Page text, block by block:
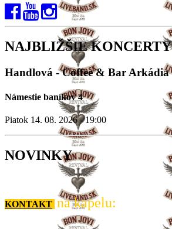
NAJBLIŽŠIE KONCERTY
Handlová - Coffee & Bar Arkádia
Námestie baníkov 4
Piatok 14. 08. 2026 - 19:00
NOVINKY
KONTAKT na kapelu: